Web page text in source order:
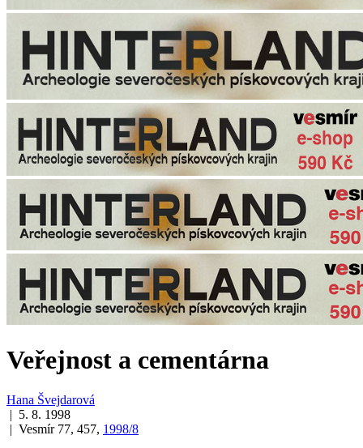
Veřejnost a cementárna
Hana Švejdarová
| 5. 8. 1998
| Vesmír 77, 457, 1998/8